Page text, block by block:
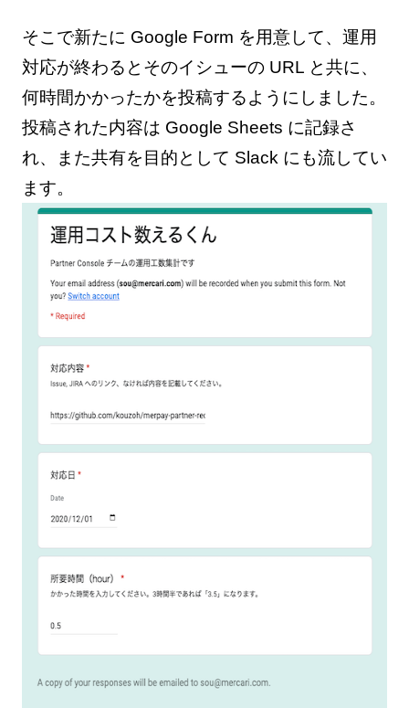
そこで新たに Google Form を用意して、運用
対応が終わるとそのイシューの URL と共に、
何時間かかったかを投稿するようにしました。
投稿された内容は Google Sheets に記録さ
れ、また共有を目的として Slack にも流してい
ます。